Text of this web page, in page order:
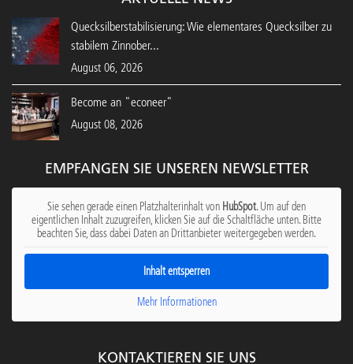
Quecksilberstabilisierung: Wie elementares Quecksilber zu
stabilem Zinnober...
August 06, 2026
Become an "econeer"
August 08, 2026
EMPFANGEN SIE UNSEREN NEWSLETTER
Sie sehen gerade einen Platzhalterinhalt von HubSpot. Um auf den
eigentlichen Inhalt zuzugreifen, klicken Sie auf die Schaltfläche unten. Bitte
beachten Sie, dass dabei Daten an Drittanbieter weitergegeben werden.
Inhalt entsperren
Mehr Informationen
KONTAKTIEREN SIE UNS